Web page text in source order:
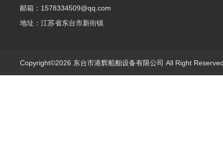
邮箱：1578334509@qq.com
地址：江苏省东台市新街镇
Copyright©2026 东台市港辉船舶设备有限公司 All Right